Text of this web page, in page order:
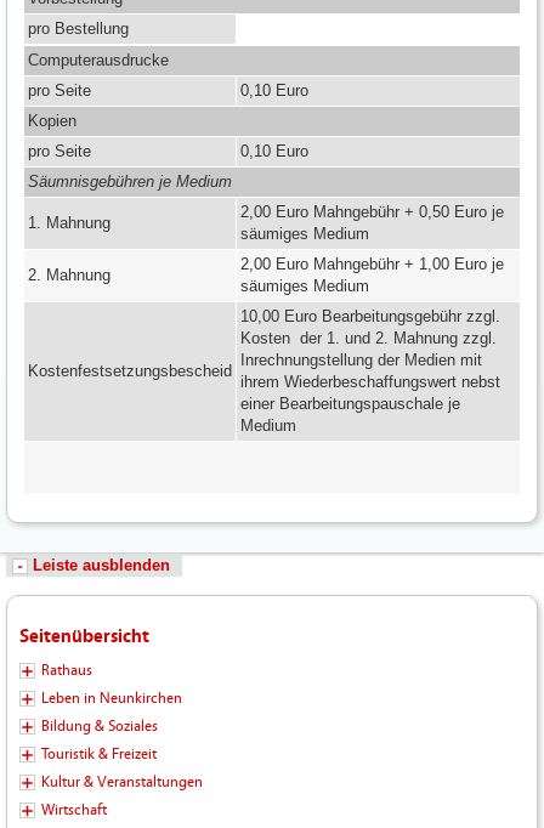
pro Bestellung
Computerausdrucke
pro Seite
0,10 Euro
Kopien
pro Seite
0,10 Euro
Säumnisgebühren je Medium
1. Mahnung
2,00 Euro Mahngebühr + 0,50 Euro je
säumiges Medium
2. Mahnung
2,00 Euro Mahngebühr + 1,00 Euro je
säumiges Medium
Kostenfestsetzungsbescheid
10,00 Euro Bearbeitungsgebühr zzgl.
Kosten der 1. und 2. Mahnung zzgl.
Inrechnungstellung der Medien mit
ihrem Wiederbeschaffungswert nebst
einer Bearbeitungspauschale je
Medium
Leiste ausblenden
Seitenübersicht
Rathaus
Leben in Neunkirchen
Bildung & Soziales
Touristik & Freizeit
Kultur & Veranstaltungen
Wirtschaft